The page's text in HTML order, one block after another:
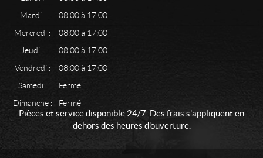
Mardi :
08:00 à 17:00
Mercredi :
08:00 à 17:00
Jeudi :
08:00 à 17:00
Vendredi :
08:00 à 17:00
Samedi :
Fermé
Dimanche :
Fermé
Pièces et service disponible 24/7. Des frais s'appliquent en
dehors des heures d'ouverture.